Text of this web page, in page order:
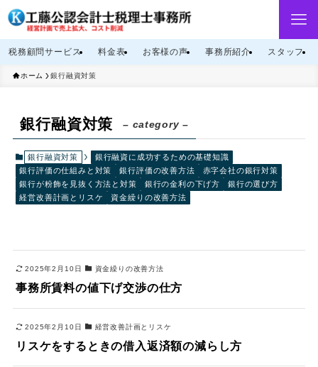
税務顧問サービス 料金表 お客様の声 事務所紹介 スタッフ
ホーム 銀行融資対策
銀行融資対策 – category –
銀行融資対策
銀行融資に成功するための基礎知識
銀行評価の仕組みと対策
銀行評価の改善方法
赤字会社の銀行対策
銀行が粉飾を見抜く方法と対策
銀行の金利の下げ方
銀行の選び方
経営改善計画とリスケ
資金繰りの改善方法
2025年2月10日 資金繰りの改善方法
事務所賃料の値下げ交渉の仕方
2025年2月10日 経営改善計画とリスケ
リスケをするときの借入返済額の減らし方